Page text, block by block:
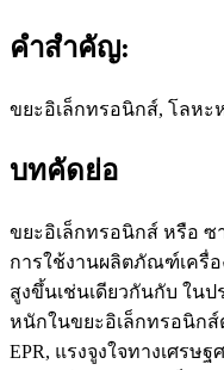
คำสำคัญ:
ขยะอิเล็กทรอนิกส์, โลหะ
บทคัดย่อ
ขยะอิเล็กทรอนิกส์ หรือ
การใช้งานผลิตภัณฑ์เครื่
สูงขึ้นเช่นเดียวกันกับ ใน
หนักในขยะอิเล็กทรอนิกส์
EPR, แรงจูงใจทางเศร